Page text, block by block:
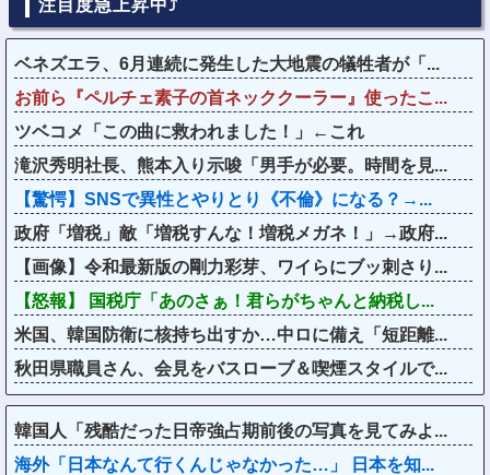
注目度急上昇中⤴
ベネズエラ、6月連続に発生した大地震の犠牲者が「...
お前ら『ペルチェ素子の首ネッククーラー』使ったこ...
ツベコメ「この曲に救われました！」←これ
滝沢秀明社長、熊本入り示唆「男手が必要。時間を見...
【驚愕】SNSで異性とやりとり《不倫》になる？→...
政府「増税」敵「増税すんな！増税メガネ！」→政府...
【画像】令和最新版の剛力彩芽、ワイらにブッ刺さり...
【怒報】 国税庁「あのさぁ！君らがちゃんと納税し...
米国、韓国防衛に核持ち出すか…中ロに備え「短距離...
秋田県職員さん、会見をバスローブ＆喫煙スタイルで...
韓国人「残酷だった日帝強占期前後の写真を見てみよ...
海外「日本なんて行くんじゃなかった…」 日本を知...